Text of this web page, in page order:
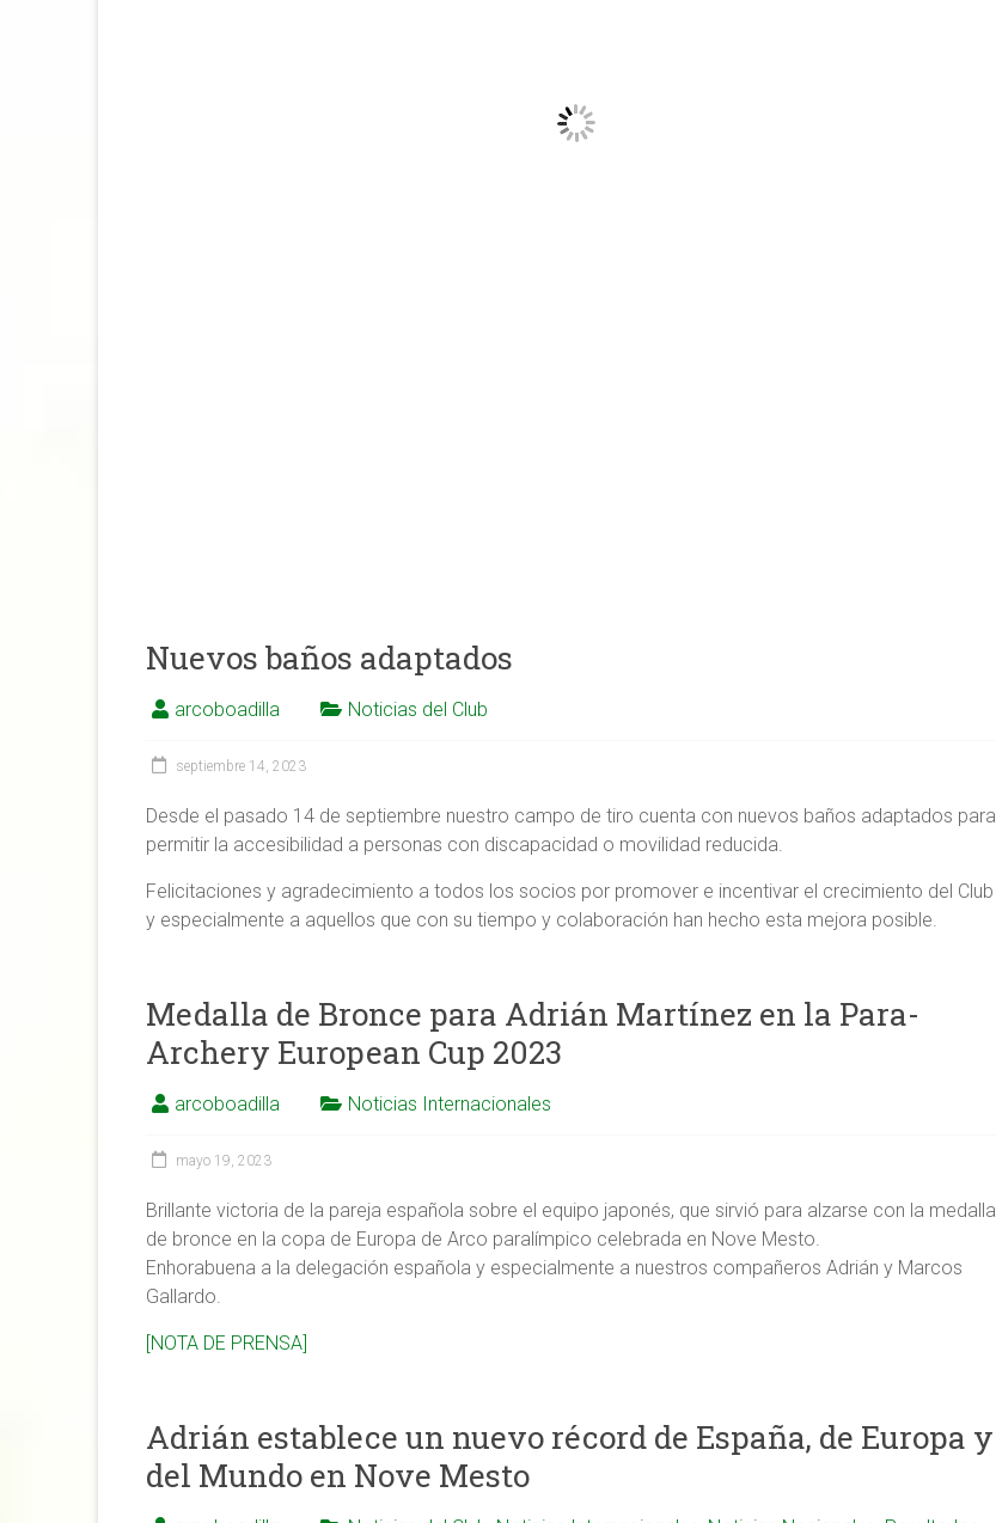
Nuevos baños adaptados
arcoboadilla Noticias del Club
septiembre 14, 2023
Desde el pasado 14 de septiembre nuestro campo de tiro cuenta con nuevos baños adaptados para
permitir la accesibilidad a personas con discapacidad o movilidad reducida.
Felicitaciones y agradecimiento a todos los socios por promover e incentivar el crecimiento del Club
y especialmente a aquellos que con su tiempo y colaboración han hecho esta mejora posible.
Medalla de Bronce para Adrián Martínez en la Para-
Archery European Cup 2023
arcoboadilla Noticias Internacionales
mayo 19, 2023
Brillante victoria de la pareja española sobre el equipo japonés, que sirvió para alzarse con la medalla
de bronce en la copa de Europa de Arco paralímpico celebrada en Nove Mesto.
Enhorabuena a la delegación española y especialmente a nuestros compañeros Adrián y Marcos
Gallardo.
[NOTA DE PRENSA]
Adrián establece un nuevo récord de España, de Europa y
del Mundo en Nove Mesto